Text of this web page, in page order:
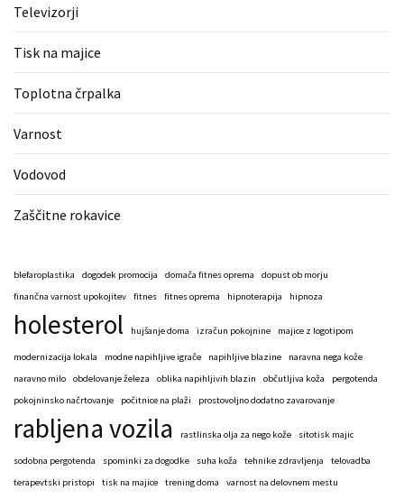
Televizorji
Tisk na majice
Toplotna črpalka
Varnost
Vodovod
Zaščitne rokavice
blefaroplastika dogodek promocija domača fitnes oprema
dopust ob morju
finančna varnost upokojitev
fitnes fitnes oprema hipnoterapija hipnoza
holesterol hujšanje doma izračun pokojnine majice z logotipom
modernizacija lokala modne napihljive igrače napihljive blazine
naravna nega kože
naravno milo
obdelovanje železa oblika napihljivih blazin občutljiva koža
pergotenda
pokojninsko načrtovanje
počitnice na plaži prostovoljno dodatno zavarovanje
rabljena vozila rastlinska olja za nego kože sitotisk majic
sodobna pergotenda spominki za dogodke suha koža tehnike zdravljenja
telovadba
terapevtski pristopi
tisk na majice trening doma
varnost na delovnem mestu